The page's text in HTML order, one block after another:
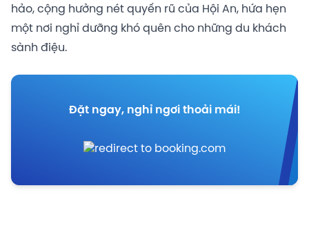
hảo, cộng hưởng nét quyến rũ của Hội An, hứa hẹn
một nơi nghỉ dưỡng khó quên cho những du khách
sành điệu.
Đặt ngay, nghỉ ngơi thoải mái!